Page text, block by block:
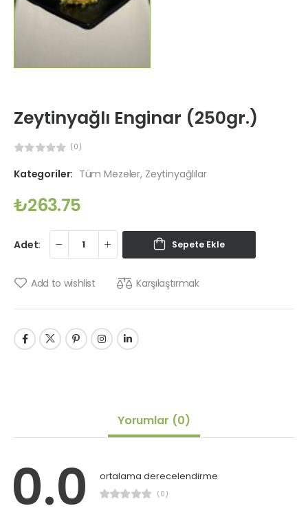
Zeytinyağlı Enginar (250gr.)
(0)
Kategoriler: Tüm Mezeler, Zeytinyağlılar
₺263.75
Adet: Sepete Ekle
Add to wishlist Karşılaştırmak
Yorumlar (0)
0.0 ortalama derecelendirme
(0)